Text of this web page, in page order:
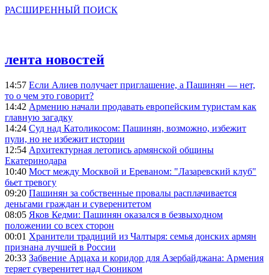
РАСШИРЕННЫЙ ПОИСК
лента новостей
14:57 Если Алиев получает приглашение, а Пашинян — нет,
то о чем это говорит?
14:42 Армению начали продавать европейским туристам как
главную загадку
14:24 Суд над Католикосом: Пашинян, возможно, избежит
пули, но не избежит истории
12:54 Архитектурная летопись армянской общины
Екатеринодара
10:40 Мост между Москвой и Ереваном: "Лазаревский клуб"
бьет тревогу
09:20 Пашинян за собственные провалы расплачивается
деньгами граждан и суверенитетом
08:05 Яков Кедми: Пашинян оказался в безвыходном
положении со всех сторон
00:01 Хранители традиций из Чалтыря: семья донских армян
признана лучшей в России
20:33 Забвение Арцаха и коридор для Азербайджана: Армения
теряет суверенитет над Сюником